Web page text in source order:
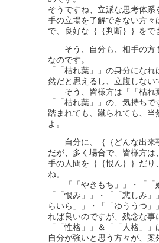
そうですね、立派な思考体
手の立場を了解できない方
で、良好な｛｛判断｝｝をで
そう、自分も、相手の方
なのです。
「「枯れ葉」」の身分にな
然だと思えるし、立腹しない
そう、皆様方は「「枯れ
「「枯れ葉」」の、気持ちで
踏まれても、蹴られても、
よ。
自分に、｛｛どんな出来
だが、多く場合で、皆様方
手の人間を｛｛恨ん｝｝だ
ね。
「「やきもち」」・「「
「「恨み」」・「「悲しみ
らいら」」・「「ゆううつ
れば良いのですが、残念な
「「性格」」＆「「人格」
自分が強いと思う方々が、